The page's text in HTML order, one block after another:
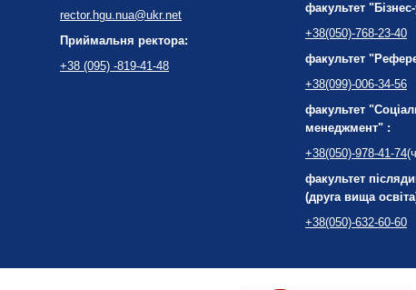
rector.hgu.nua@ukr.net
Приймальня ректора:
+38 (095) -819-41-48
факультет
+38(050)-768-23-40
факультет
+38(099)-006-34-56
факультет
менеджмент" :
+38(050)-978-41-74
факультет
(друга вища
+38(050)-632-60-60